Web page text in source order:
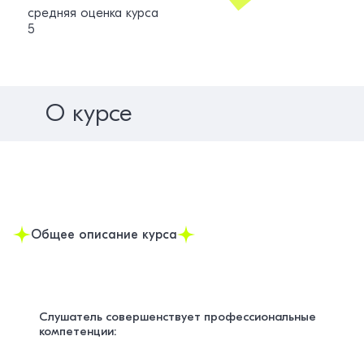
средняя оценка курса
5
О курсе
Общее описание курса
Слушатель совершенствует профессиональные
компетенции: